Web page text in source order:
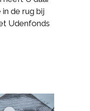
de rug bij
Udenfonds